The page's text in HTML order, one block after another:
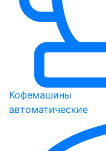
Кофемашины
автоматические